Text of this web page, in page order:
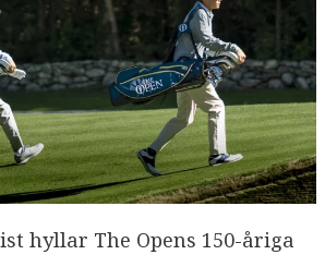
hyllar The Opens 150-åriga